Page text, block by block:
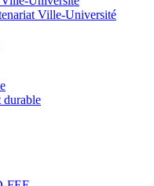
Ville-Université
durable